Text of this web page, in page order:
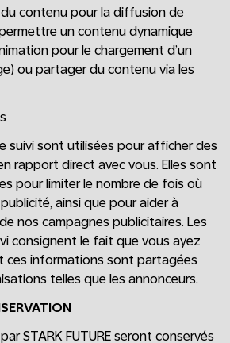
contenu pour la diffusion de
un contenu dynamique
pour le chargement d’un
ou partager du contenu via les
suivi sont utilisées pour afficher des
rapport direct avec vous. Elles sont
pour limiter le nombre de fois où
ainsi que pour aider à
nos campagnes publicitaires. Les
consignent le fait que vous ayez
ces informations sont partagées
telles que les annonceurs.
STARK FUTURE seront conservés